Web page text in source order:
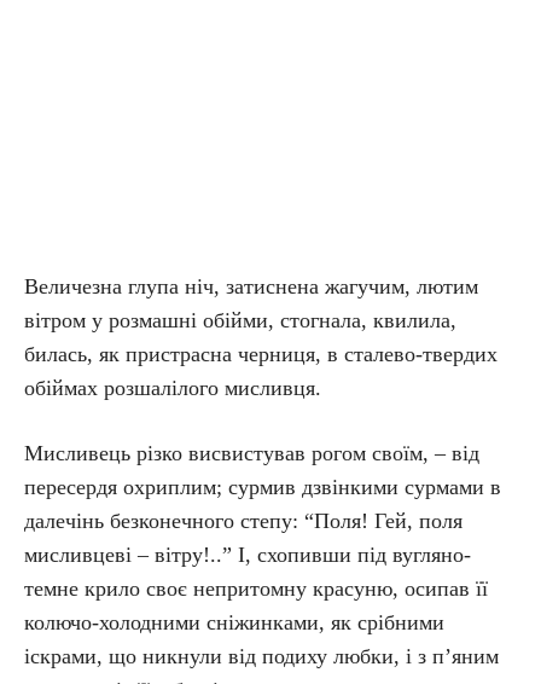
Величезна глупа ніч, затиснена жагучим, лютим
вітром у розмашні обійми, стогнала, квилила,
билась, як пристрасна черниця, в сталево-твердих
обіймах розшалілого мисливця.
Мисливець різко висвистував рогом своїм, – від
пересердя охриплим; сурмив дзвінкими сурмами в
далечінь безконечного степу: “Поля! Гей, поля
мисливцеві – вітру!..” І, схопивши під вугляно-
темне крило своє непритомну красуню, осипав її
колючо-холодними сніжинками, як срібними
іскрами, що никнули від подиху любки, і з п’яним